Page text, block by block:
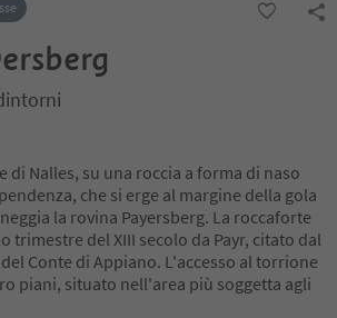
di Nalles, su una roccia a forma di naso
che si erge al margine della gola
la rovina Payersberg. La roccaforte
trimestre del XIII secolo da Payr, citato dal
Conte di Appiano. L'accesso al torrione
piani, situato nell'area più soggetta agli